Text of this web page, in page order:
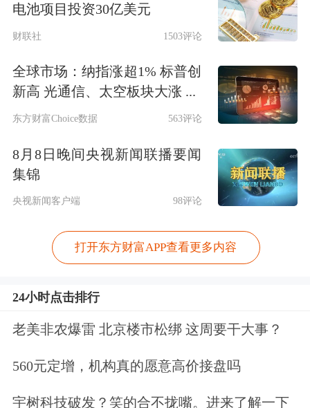
电池项目投资30亿美元
财联社 1503评论
全球市场：纳指涨超1% 标普创
新高 光通信、太空板块大涨 ...
东方财富Choice数据 563评论
8月8日晚间央视新闻联播要闻
集锦
央视新闻客户端 98评论
打开东方财富APP查看更多内容
24小时点击排行
老美非农爆雷 北京楼市松绑 这周要干大事？
560元定增，机构真的愿意高价接盘吗
宇树科技破发？笑的合不拢嘴。进来了解一下